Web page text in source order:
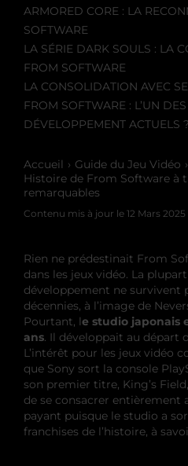
ARMORED CORE : LA
SOFTWARE
LA SÉRIE DARK SOULS : LA
FROM SOFTWARE
LA CONSOLIDATION AVEC
FROM SOFTWARE : L’UN
DÉVELOPPEMENT ACTUELS ?
Accueil
Guide du Jeu Vidéo
Histoire de From Software à
remarquables
Contenu mis à jour le 12 Mars 2025
Rien ne prédestinait From
dans les jeux vidéo. La
développement ne survivent
décennies, à l’image de
Pourtant, le studio japonais
ans. Il développait au départ
L’intérêt pour les jeux vidéo
que Sony sort la console
son premier titre, King’s
de se consacrer entièrement
payant puisque le studio a
franchises de l’histoire, à